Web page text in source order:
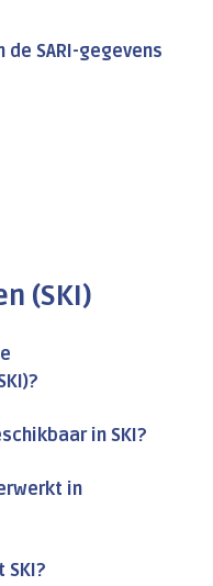
SARI-gegevens
(SKI)
in SKI?
in